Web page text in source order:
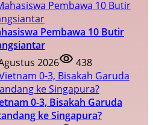
Pembawa 10 Butir
2026 438
0-3, Bisakah Garuda
ke Singapura?